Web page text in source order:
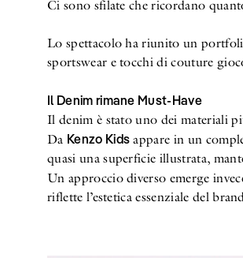
Ci sono sfilate che ricordano
Lo spettacolo ha riunito un
sportswear e tocchi di couture
Il Denim rimane Must-Have
Il denim è stato uno dei materiali
Da Kenzo Kids appare in un
quasi una superficie illustrata,
Un approccio diverso emerge
riflette l’estetica essenziale del